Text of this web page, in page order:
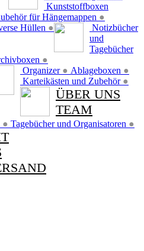
für Hängemappen ●
Hüllen ●
●
Kunststoffboxen
Organizer ● Ablageboxen ●
Karteikästen und Zubehör ●
Notizbücher
und
Tagebücher
● Tagebücher und Organisatoren ●
ÜBER UNS
TEAM